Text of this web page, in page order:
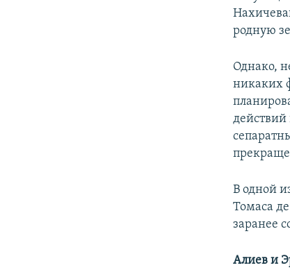
родную
Однако,
никаких
действий
В одной
Томаса
заранее
Алиев и